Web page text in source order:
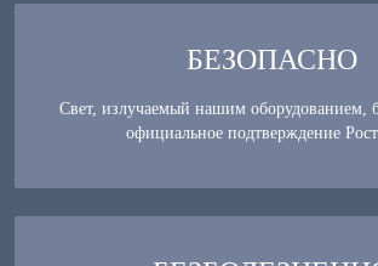
БЕЗОПАСНО
Свет, излучаемый нашим оборудованием,
официальное подтверждение